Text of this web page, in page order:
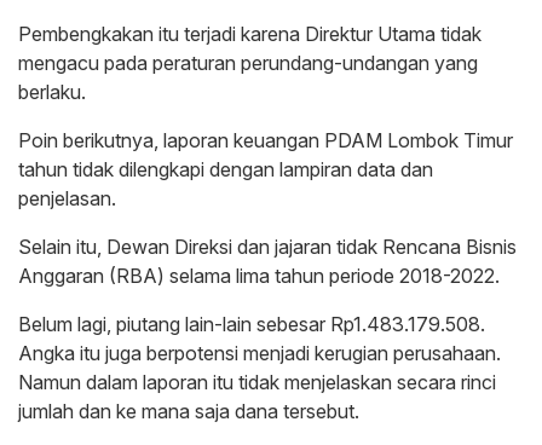
Pembengkakan itu terjadi karena Direktur Utama tidak
mengacu pada peraturan perundang-undangan yang
berlaku.
Poin berikutnya, laporan keuangan PDAM Lombok Timur
tahun tidak dilengkapi dengan lampiran data dan
penjelasan.
Selain itu, Dewan Direksi dan jajaran tidak Rencana Bisnis
Anggaran (RBA) selama lima tahun periode 2018-2022.
Belum lagi, piutang lain-lain sebesar Rp1.483.179.508.
Angka itu juga berpotensi menjadi kerugian perusahaan.
Namun dalam laporan itu tidak menjelaskan secara rinci
jumlah dan ke mana saja dana tersebut.